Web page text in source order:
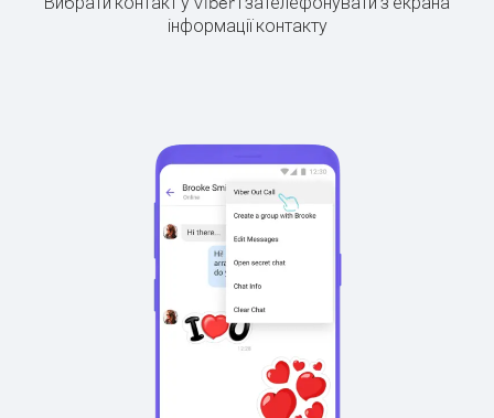
інформації контакту